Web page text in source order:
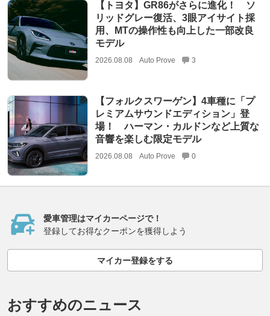
【トヨタ】GR86がさらに進化！ ソ
リッドグレー復活、3眼アイサイト採
用、MTの操作性も向上した一部改良
モデル
2026.08.08 Auto Prove 3
【フォルクスワーゲン】4車種に「プ
レミアムサウンドエディション」登
場！ ハーマン・カルドンなど上質な
音響を楽しむ限定モデル
2026.08.08 Auto Prove 0
愛車管理はマイカーページで！
登録してお得なクーポンを獲得しよう
マイカー登録をする
おすすめのニュース